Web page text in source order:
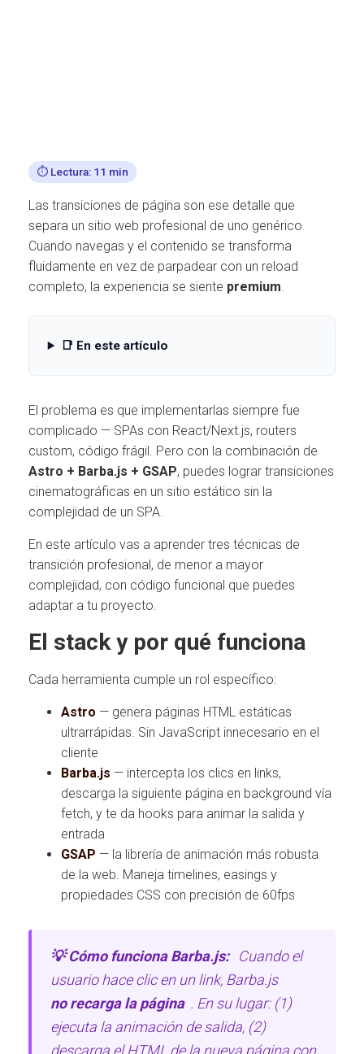
⏱️ Lectura: 11 min
Las transiciones de página son ese detalle que
separa un sitio web profesional de uno genérico.
Cuando navegas y el contenido se transforma
fluidamente en vez de parpadear con un reload
completo, la experiencia se siente premium.
📑 En este artículo
El problema es que implementarlas siempre fue
complicado — SPAs con React/Next.js, routers
custom, código frágil. Pero con la combinación de
Astro + Barba.js + GSAP, puedes lograr transiciones
cinematográficas en un sitio estático sin la
complejidad de un SPA.
En este artículo vas a aprender tres técnicas de
transición profesional, de menor a mayor
complejidad, con código funcional que puedes
adaptar a tu proyecto.
El stack y por qué funciona
Cada herramienta cumple un rol específico:
Astro — genera páginas HTML estáticas
ultrarrápidas. Sin JavaScript innecesario en el
cliente
Barba.js — intercepta los clics en links,
descarga la siguiente página en background vía
fetch, y te da hooks para animar la salida y
entrada
GSAP — la librería de animación más robusta
de la web. Maneja timelines, easings y
propiedades CSS con precisión de 60fps
💡 Cómo funciona Barba.js:
Cuando el
usuario hace clic en un link, Barba.js
no recarga la página . En su lugar: (1)
ejecuta la animación de salida, (2)
descarga el HTML de la nueva página con